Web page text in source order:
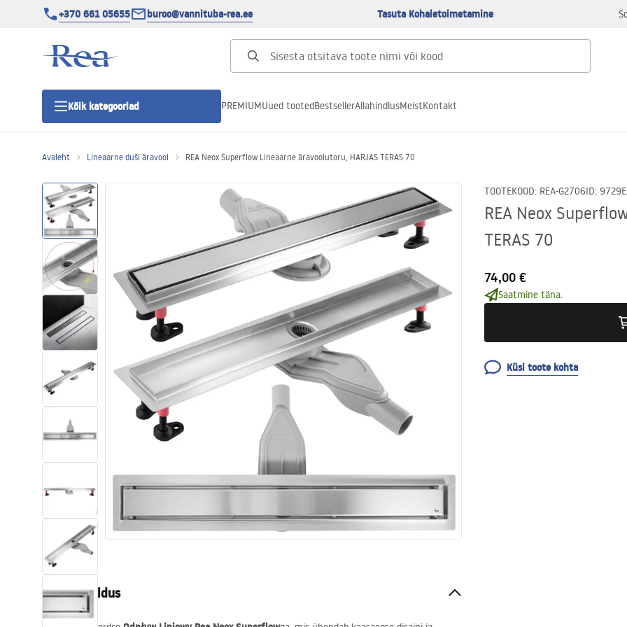
+370 661 05655 buroo@vannituba-rea.ee Tasuta Kohaletoimetamine
Kõik kategooriad
Duši uks
Vannitoa dušialused
Lineaarne duši äravool
Tualettruumid
Vajub ära
Vannid ja ekraanid
Vannitoas dušid
Köök
PREMIUMUued tootedBestsellerAllahindlusMeistKontakt
Avaleht Lineaarne duši äravool REA Neox Superflow Lineaarne äravoolutoru, HARJAS TERAS 70
TOOTEKOOD: REA-G2706ID: 9729
REA Neox
TERAS 70
74,00 €
Saatmine täna.
Küsi toote kohta
Tootekirjeldus